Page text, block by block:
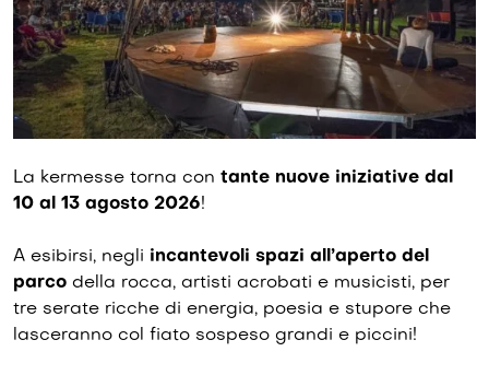
La kermesse torna con tante nuove iniziative dal
10 al 13 agosto 2026!
A esibirsi, negli incantevoli spazi all’aperto del
parco della rocca, artisti acrobati e musicisti, per
tre serate ricche di energia, poesia e stupore che
lasceranno col fiato sospeso grandi e piccini!